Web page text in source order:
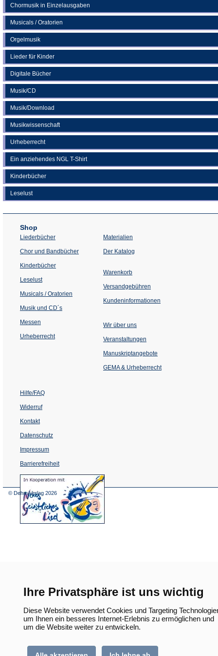
Ihre Privatsphäre ist uns wichtig
Diese Website verwendet Cookies und Targeting
um Ihnen ein besseres Internet-Erlebnis zu ermöglichen und
um die Website weiter zu entwickeln.
Chormusik in Einzelausgaben
Musicals / Oratorien
Orgelmusik
Lieder für Kinder
Digitale Bücher
Musik/CD
Musik/Download
Musikwissenschaft
Urheberrecht
Ein anziehendes NGL T-Shirt
Kinderbücher
Leselust
Shop
Liederbücher
Chor und Bandbücher
Kinderbücher
Leselust
Musicals / Oratorien
Musik und CD´s
Messen
Urheberrecht
Materialien
Der Katalog
Warenkorb
Versandgebühren
Kundeninformationen
Wir über uns
Veranstaltungen
einem
Tab)
Manuskriptangebote
GEMA & Urheberrecht
Hilfe/FAQ
Widerruf
Kontakt
Datenschutz
Impressum
Barrierefreiheit
(Öffnet
in
© Dehm Verlag 2026